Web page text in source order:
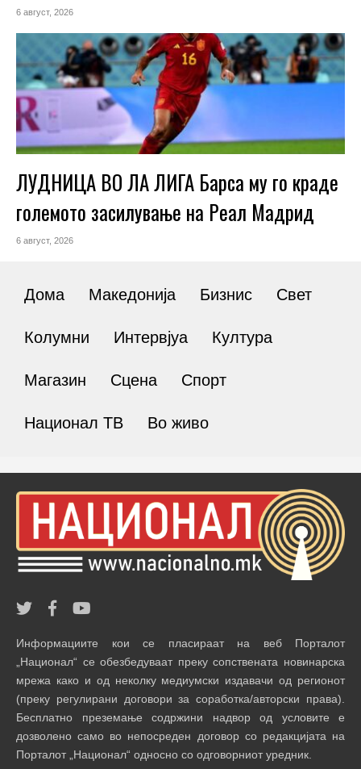
6 август, 2026
ЛУДНИЦА ВО ЛА ЛИГА Барса му го краде
големото засилување на Реал Мадрид
6 август, 2026
Дома Македонија Бизнис Свет
Колумни Интервјуа Култура
Магазин Сцена Спорт
Национал ТВ Во живо
Информациите кои се пласираат на веб Порталот
„Национал“ се обезбедуваат преку сопствената новинарска
мрежа како и од неколку медиумски издавачи од регионот
(преку регулирани договори за соработка/авторски права).
Бесплатно преземање содржини надвор од условите е
дозволено само во непосреден договор со редакцијата на
Порталот „Национал“ односно со одговорниот уредник.